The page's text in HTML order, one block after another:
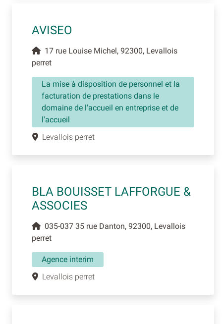
AVISEO
17 rue Louise Michel, 92300, Levallois
perret
La mise à disposition de personnel et la
facturation de prestations dans le
domaine de l'accueil en entreprise et de
l'accueil
Levallois perret
BLA BOUISSET LAFFORGUE &
ASSOCIES
035-037 35 rue Danton, 92300, Levallois
perret
Agence interim
Levallois perret